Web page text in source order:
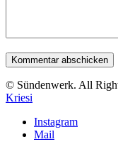
© Sündenwerk. All
Kriesi
Instagram
Mail